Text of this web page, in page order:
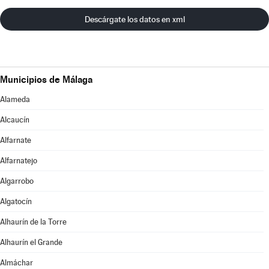
Descárgate los datos en xml
Municipios de Málaga
Alameda
Alcaucín
Alfarnate
Alfarnatejo
Algarrobo
Algatocín
Alhaurín de la Torre
Alhaurín el Grande
Almáchar